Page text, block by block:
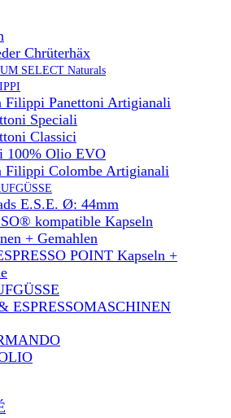
Chrüterhäx
SELECT Naturals
Filippi Panettoni Artigianali
Speciali
Classici
100% Olio EVO
Filippi Colombe Artigianali
E.S.E. Ø: 44mm
kompatible Kapseln
+ Gemahlen
POINT Kapseln +
ESPRESSOMASCHINEN